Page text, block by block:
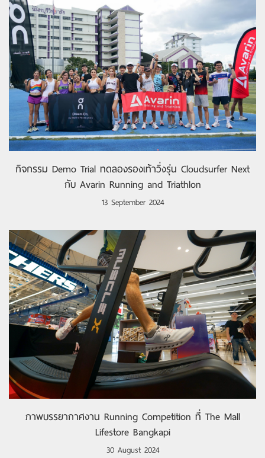
กิจกรรม Demo Trial ทดลองรองเท้าวิ่งรุ่น Cloudsurfer Next
กับ Avarin Running and Triathlon
13 September 2024
ภาพบรรยากาศงาน Running Competition ที่ The Mall
Lifestore Bangkapi
30 August 2024